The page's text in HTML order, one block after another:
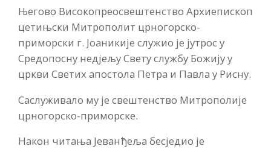
Његово Високопреосвештенство Архиепископ
цетињски Митрополит црногорско-
приморски г. Јоаникије служио је јутрос у
Средопосну недјељу Свету службу Божију у
цркви Светих апостола Петра и Павла у Рисну.
Саслуживало му је свештенство Митрополије
црногорско-приморске.
Након читања Јеванђеља бесједио је